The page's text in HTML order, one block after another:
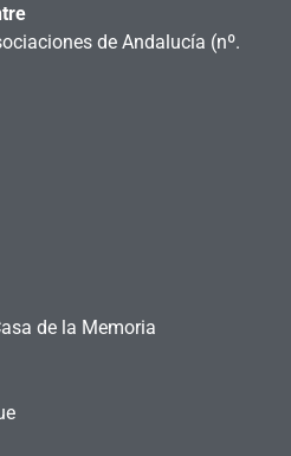
de Andalucía (nº.
de la Memoria